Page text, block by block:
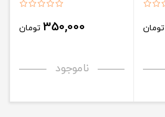
تومان 350,000 تومان
ناموجود